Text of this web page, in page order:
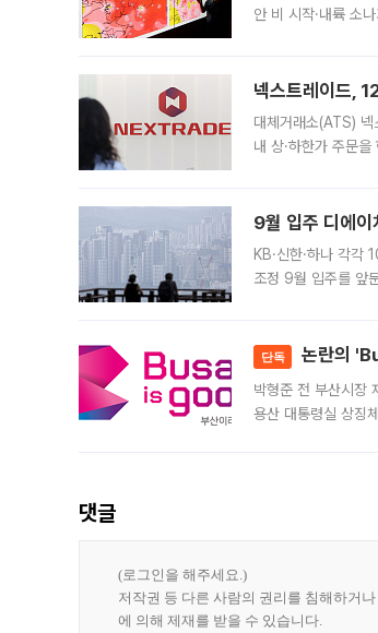
안 비 시작·내륙 소
넥스트레이드,
대체거래소(ATS)
내 상·하한가 주문
9월 입주 디에
KB·신한·하나 각각
조정 9월 입주를 앞
단독 논란의
박형준 전 부산시장
용산 대통령실 상징
댓글